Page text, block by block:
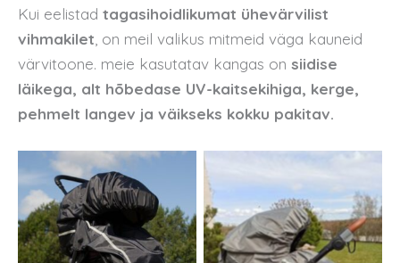
Kui eelistad tagasihoidlikumat ühevärvilist
vihmakilet , on meil valikus mitmeid väga kauneid
värvitoone. meie kasutatav kangas on siidise
läikega, alt hõbedase UV-kaitsekihiga, kerge,
pehmelt langev ja väikseks kokku pakitav.